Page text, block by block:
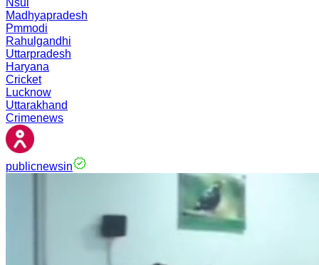
Nsui
Madhyapradesh
Pmmodi
Rahulgandhi
Uttarpradesh
Haryana
Cricket
Lucknow
Uttarakhand
Crimenews
publicnewsin